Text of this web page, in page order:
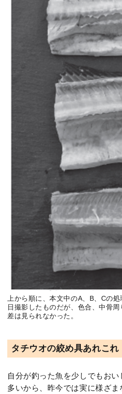
上から順に、本文中のA、B、Cの
日撮影したものだが、色合、中骨
差は見られなかった。
タチウオの絞め具あれこれ
自分が釣った魚を少しでもお
多いから、昨今では実に様ざ